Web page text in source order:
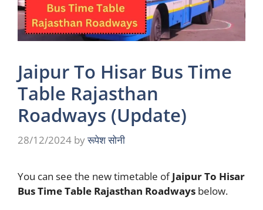
Jaipur To Hisar Bus Time
Table Rajasthan
Roadways (Update)
28/12/2024 byरूपेश सोनी
You can see the new timetable ofJaipur To Hisar
Bus Time Table Rajasthan Roadways below.